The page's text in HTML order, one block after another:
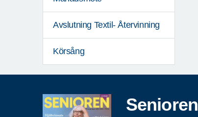
Avslutning Textil- Återvinning
Körsång
Senioren